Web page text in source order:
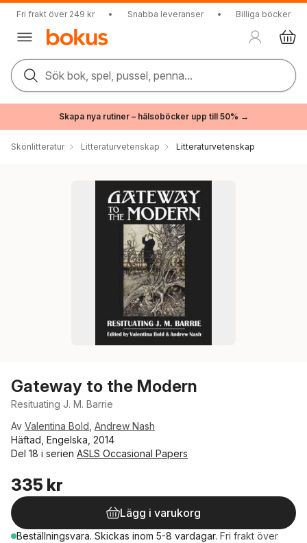
Fri frakt över 249 kr • Snabba leveranser • Billiga böcker
Sök bok, spel, pussel, penna...
Skapa nya rutiner – hälsoböcker upp till 50% →
Skönlitteratur Litteraturvetenskap Litteraturvetenskap
Gateway to the Modern
Resituating J. M. Barrie
Av Valentina Bold Andrew Nash
Häftad, Engelska, 2014
Del 18 i serien ASLS Occasional Papers
335 kr
Lägg i varukorg
Beställningsvara. Skickas inom 5-8 vardagar. Fri frakt över